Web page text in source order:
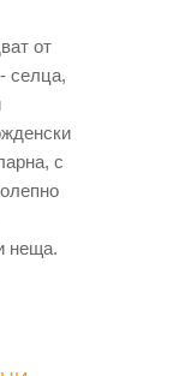
от
селца,
с
неща.